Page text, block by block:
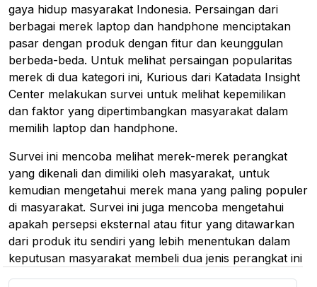
gaya hidup masyarakat Indonesia. Persaingan dari
berbagai merek laptop dan handphone menciptakan
pasar dengan produk dengan fitur dan keunggulan
berbeda-beda. Untuk melihat persaingan popularitas
merek di dua kategori ini, Kurious dari Katadata Insight
Center melakukan survei untuk melihat kepemilikan
dan faktor yang dipertimbangkan masyarakat dalam
memilih laptop dan handphone.
Survei ini mencoba melihat merek-merek perangkat
yang dikenali dan dimiliki oleh masyarakat, untuk
kemudian mengetahui merek mana yang paling populer
di masyarakat. Survei ini juga mencoba mengetahui
apakah persepsi eksternal atau fitur yang ditawarkan
dari produk itu sendiri yang lebih menentukan dalam
keputusan masyarakat membeli dua jenis perangkat ini